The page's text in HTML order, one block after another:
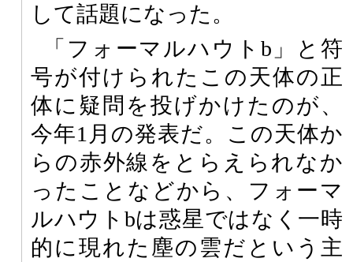
して話題になった。
「フォーマルハウトb」と符
号が付けられたこの天体の正
体に疑問を投げかけたのが、
今年1月の発表だ。この天体か
らの赤外線をとらえられなか
ったことなどから、フォーマ
ルハウトbは惑星ではなく一時
的に現れた塵の雲だという主